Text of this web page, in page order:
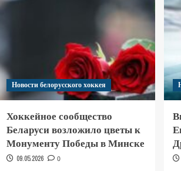
Новости белорусского хоккея
Хоккейное сообщество
Беларуси возложило цветы к
Монументу Победы в Минске
09.05.2026 0